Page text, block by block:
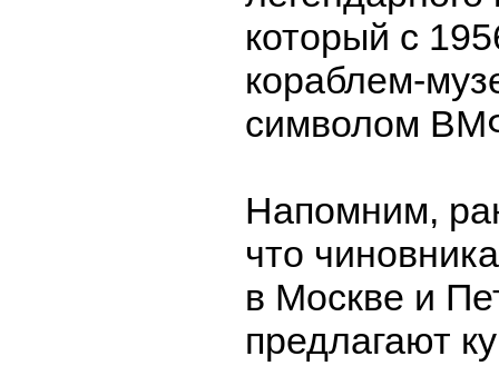
который с
кораблем-
символом
Напомним,
что
в Москве и
предлагают